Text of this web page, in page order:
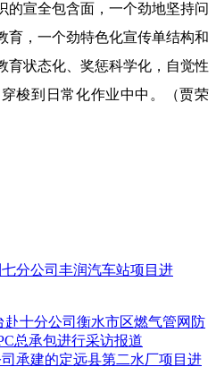
的宣全包含面，一个劲地坚持问
育，一个劲特色化宣传单结构和
育状态化、奖惩科学化，自觉性
梭到日常化作业中中。（贾荣
分公司丰润汽车站项目进
十分公司衡水市区燃气管网防
总承包进行采访报道
承建的定远县第二水厂项目进